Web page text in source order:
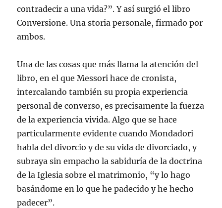
contradecir a una vida?”. Y así surgió el libro
Conversione. Una storia personale, firmado por
ambos.
Una de las cosas que más llama la atención del
libro, en el que Messori hace de cronista,
intercalando también su propia experiencia
personal de converso, es precisamente la fuerza
de la experiencia vivida. Algo que se hace
particularmente evidente cuando Mondadori
habla del divorcio y de su vida de divorciado, y
subraya sin empacho la sabiduría de la doctrina
de la Iglesia sobre el matrimonio, “y lo hago
basándome en lo que he padecido y he hecho
padecer”.